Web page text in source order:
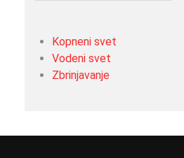
Kopneni svet
Vodeni svet
Zbrinjavanje